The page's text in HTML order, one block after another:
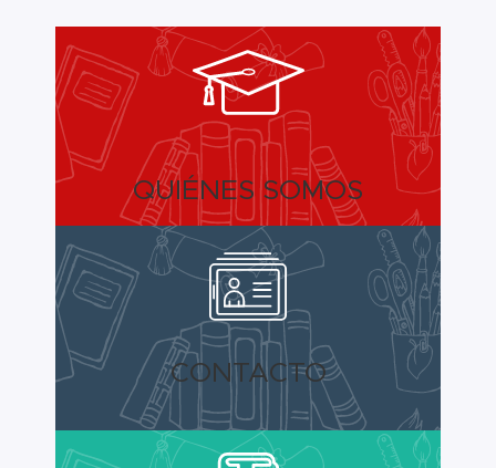
QUIÉNES SOMOS
CONTACTO